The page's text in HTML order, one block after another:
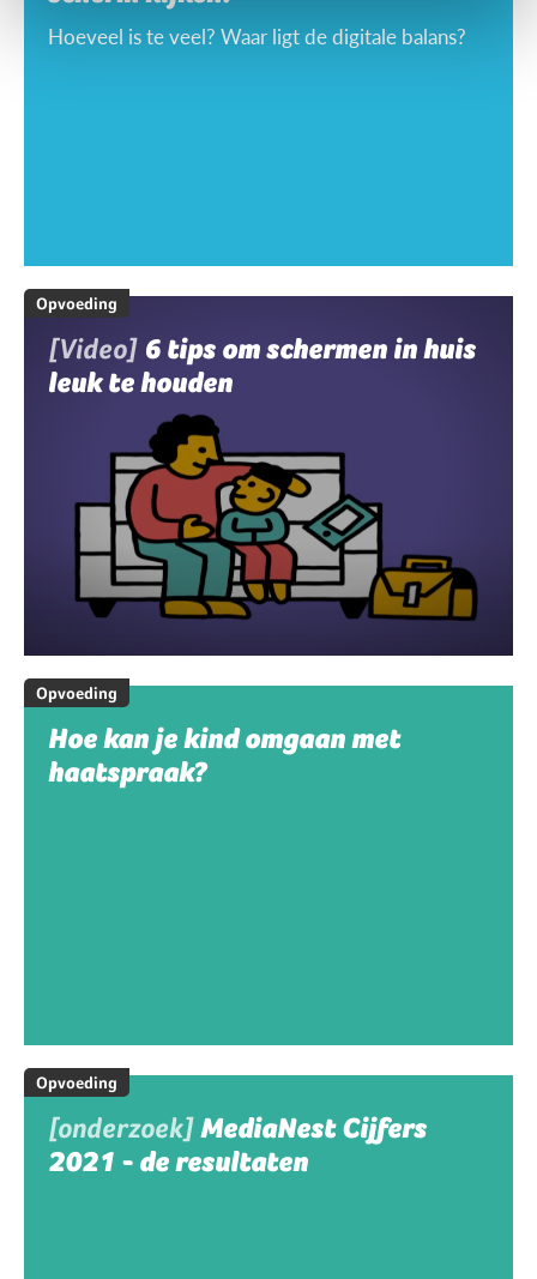
Hoeveel is te veel? Waar ligt de digitale balans?
Opvoeding
[Video] 6 tips om schermen in huis
leuk te houden
Opvoeding
Hoe kan je kind omgaan met
haatspraak?
Opvoeding
[onderzoek]MediaNest Cijfers
2021 - de resultaten